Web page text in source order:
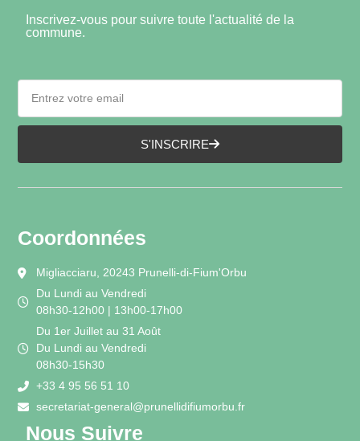
Inscrivez-vous pour suivre toute l'actualité de la
commune.
S'INSCRIRE
Coordonnées
Migliacciaru, 20243 Prunelli-di-Fium'Orbu
Du Lundi au Vendredi
08h30-12h00 | 13h00-17h00
Du 1er Juillet au 31 Août
Du Lundi au Vendredi
08h30-15h30
+33 4 95 56 51 10
secretariat-general@prunellidifiumorbu.fr
Nous Suivre